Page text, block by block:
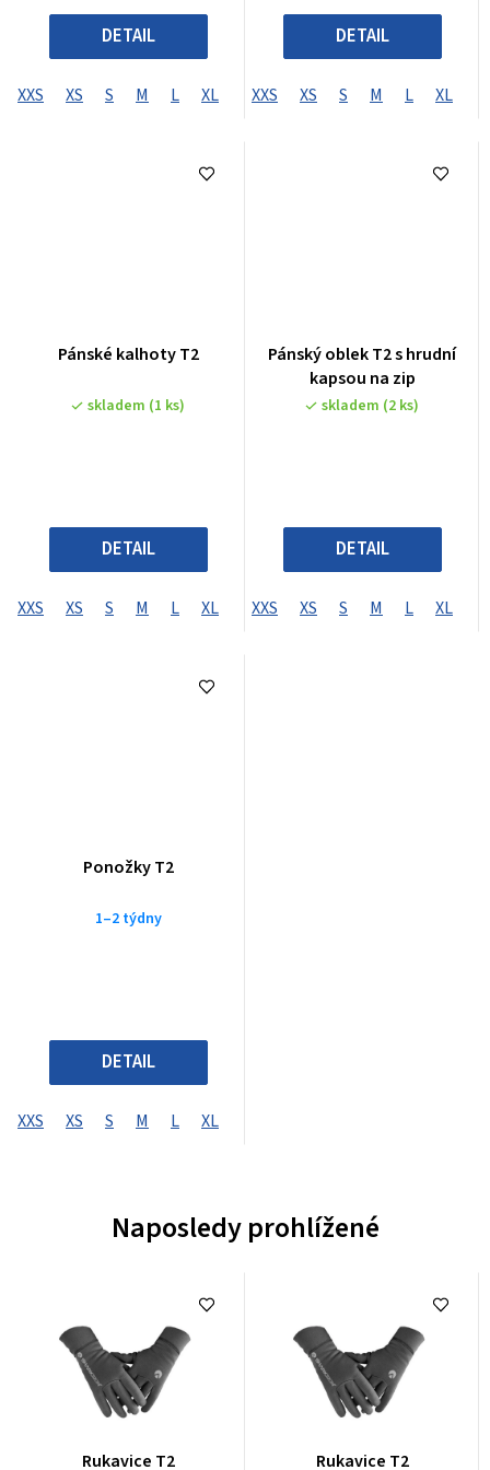
DETAIL
XXS XS S M L XL XXL XXXL XXXXL
DETAIL
XXS XS S M L XL
Pánské kalhoty T2
skladem (1 ks)
DETAIL
XXS XS S M L XL XXL XXXL XXXXL
Pánský oblek T2 s hrudní
kapsou na zip
skladem (2 ks)
DETAIL
XXS XS S M L XL
Ponožky T2
1–2 týdny
DETAIL
XXS XS S M L XL
Naposledy prohlížené
Průměrné
Rukavice T2
Průměrné
Rukavice T2